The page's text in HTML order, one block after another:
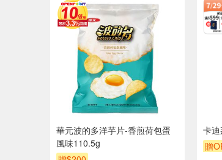
華元波的多洋芋片-香煎荷包蛋
風味110.5g
卡
贈